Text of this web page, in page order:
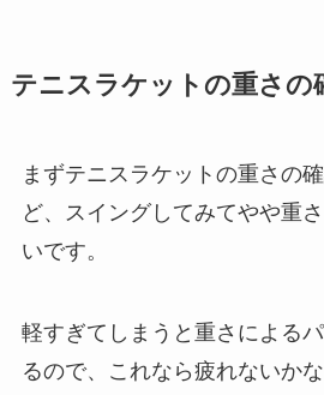
テニスラケットの重さの
まずテニスラケットの重さの
ど、スイングしてみてやや重
いです。
軽すぎてしまうと重さによる
るので、これなら疲れないか